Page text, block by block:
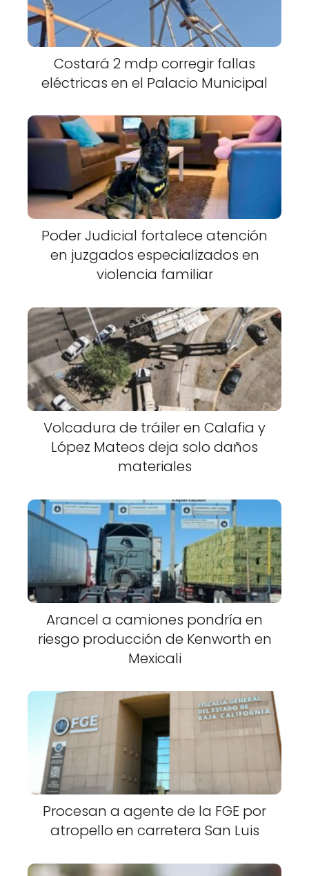
Costará 2 mdp corregir fallas
eléctricas en el Palacio Municipal
Poder Judicial fortalece atención
en juzgados especializados en
violencia familiar
Volcadura de tráiler en Calafia y
López Mateos deja solo daños
materiales
Arancel a camiones pondría en
riesgo producción de Kenworth en
Mexicali
Procesan a agente de la FGE por
atropello en carretera San Luis